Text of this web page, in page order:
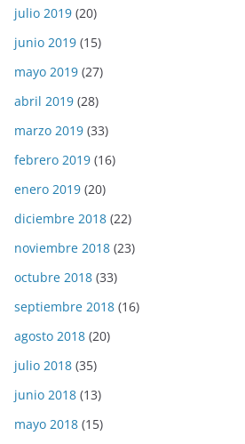
julio 2019 (20)
junio 2019 (15)
mayo 2019 (27)
abril 2019 (28)
marzo 2019 (33)
febrero 2019 (16)
enero 2019 (20)
diciembre 2018 (22)
noviembre 2018 (23)
octubre 2018 (33)
septiembre 2018 (16)
agosto 2018 (20)
julio 2018 (35)
junio 2018 (13)
mayo 2018 (15)